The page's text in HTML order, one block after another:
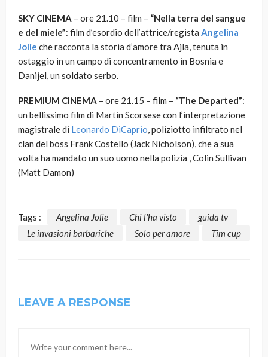
SKY CINEMA – ore 21.10 – film – “Nella terra del sangue
e del miele”: film d’esordio dell’attrice/regista Angelina
Jolie che racconta la storia d’amore tra Ajla, tenuta in
ostaggio in un campo di concentramento in Bosnia e
Danijel, un soldato serbo.
PREMIUM CINEMA – ore 21.15 – film – “The Departed”:
un bellissimo film di Martin Scorsese con l’interpretazione
magistrale di Leonardo DiCaprio, poliziotto infiltrato nel
clan del boss Frank Costello (Jack Nicholson), che a sua
volta ha mandato un suo uomo nella polizia , Colin Sullivan
(Matt Damon)
Tags : Angelina Jolie Chi l'ha visto
guida tv
Le invasioni barbariche
Solo per amore Tim cup
LEAVE A RESPONSE